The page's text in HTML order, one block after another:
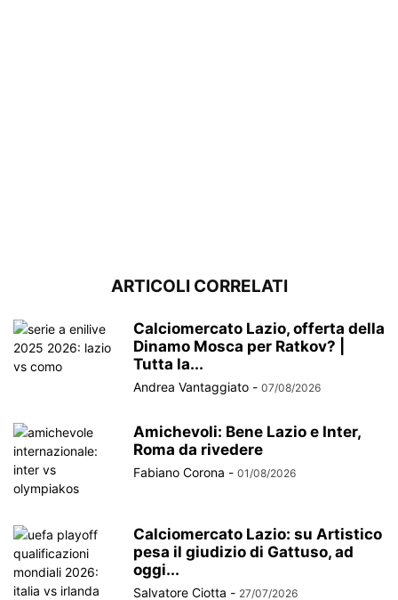
ARTICOLI CORRELATI
Calciomercato Lazio, offerta della
Dinamo Mosca per Ratkov? |
Tutta la...
Andrea Vantaggiato - 07/08/2026
Amichevoli: Bene Lazio e Inter,
Roma da rivedere
Fabiano Corona - 01/08/2026
Calciomercato Lazio: su Artistico
pesa il giudizio di Gattuso, ad
oggi...
Salvatore Ciotta - 27/07/2026